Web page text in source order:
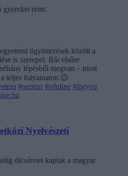
gyereket érint.
ügyintézések között a
is szerepel. Bár elsőre
lépésből megvan – most
teljes folyamaton.😉
#neptun #eduline #foryou
Nyelvészeti
dicséretet kaptak a magyar